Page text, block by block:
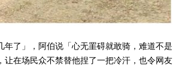
了」，阿伯说「心无罣碍就敢骑，难道不是
在场民众不禁替他捏了一把冷汗，也令网友